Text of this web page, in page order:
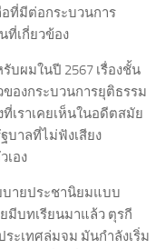
อที่มีต่อกระบวนการ
ที่เกี่ยวข้อง
บผมในปี 2567 เรื่องชั้น
องกระบวนการยุติธรรม
เราเคยเห็นในอดีตสมัย
าลที่ไม่ฟังเสียง
เอง
บายประชานิยมแบบ
มีบทเรียนมาแล้ว ตุรกี
ะเทศล่มจม มันกำลังเริ่ม